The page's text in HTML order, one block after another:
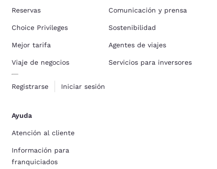
Reservas
Choice Privileges
Mejor tarifa
Viaje de negocios
Registrarse Iniciar sesión
Comunicación y prensa
Sostenibilidad
Agentes de viajes
Servicios para inversores
Ayuda
Atención al cliente
Información para
franquiciados